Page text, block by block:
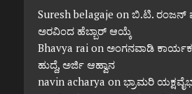
Suresh belagaje on ಬಿ.ಟಿ. ರಂಜನ್
ಅರವಿಂದ ಹೆಬ್ಬಾರ್ ಆಯ್ಕೆ
Bhavya raion ಅಂಗನವಾಡಿ
ಹುದ್ದೆ, ಅರ್ಜಿ ಆಹ್ವಾನ
navin acharya on ಭ್ರಾಮರಿ